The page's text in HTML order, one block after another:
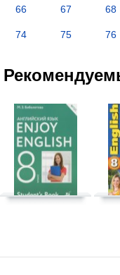
66 67 68
74 75 76